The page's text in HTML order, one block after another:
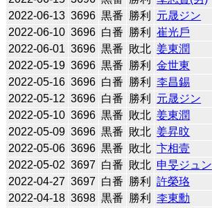
2022-06-13 3696 黒番 勝利 元晟ジン
2022-06-10 3696 白番 勝利 崔光戶
2022-06-01 3696 黒番 敗北 姜東潤
2022-05-19 3696 黒番 勝利 金世東
2022-05-16 3696 白番 勝利 李昌錫
2022-05-12 3696 白番 勝利 元晟ジン
2022-05-10 3696 黒番 敗北 姜東潤
2022-05-09 3696 黒番 敗北 姜昇旼
2022-05-06 3696 黒番 敗北 卞相壹
2022-05-02 3697 白番 敗北 申旻ジュン
2022-04-27 3697 白番 勝利 許榮珞
2022-04-18 3698 黒番 勝利 李東勳